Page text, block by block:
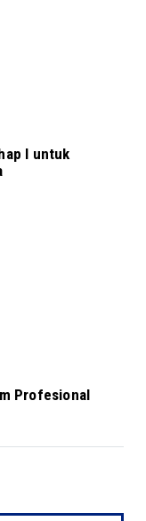
I untuk
Profesional